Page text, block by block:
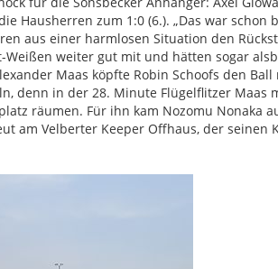
Hausherren zum 1:0 (6.). „Das war schon
aus einer harmlosen Situation den
weiter gut mit und hätten sogar
Maas köpfte Robin Schoofs den
denn in der 28. Minute Flügelflitzer Maas
räumen. Für ihn kam Nozomu Nonaka
am Velberter Keeper Offhaus, der seinen